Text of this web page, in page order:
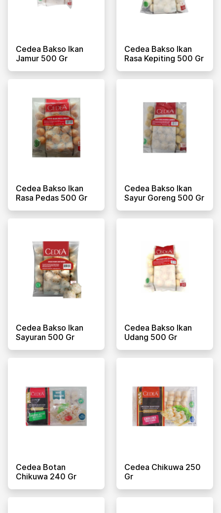
Cedea Bakso Ikan
Jamur 500 Gr
Cedea Bakso Ikan
Rasa Kepiting 500 Gr
Cedea Bakso Ikan
Rasa Pedas 500 Gr
Cedea Bakso Ikan
Sayur Goreng 500 Gr
Cedea Bakso Ikan
Sayuran 500 Gr
Cedea Bakso Ikan
Udang 500 Gr
Cedea Botan
Chikuwa 240 Gr
Cedea Chikuwa 250
Gr